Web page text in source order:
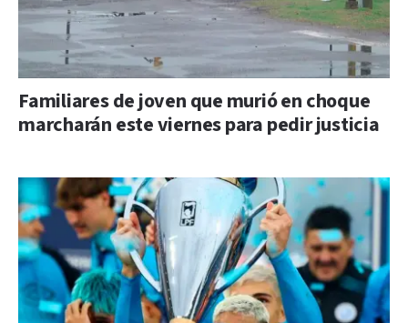
Familiares de joven que murió en choque
marcharán este viernes para pedir justicia